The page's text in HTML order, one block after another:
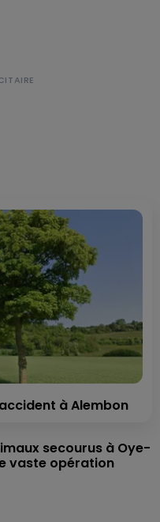
à Alembon
secourus à Oye-
vaste opération